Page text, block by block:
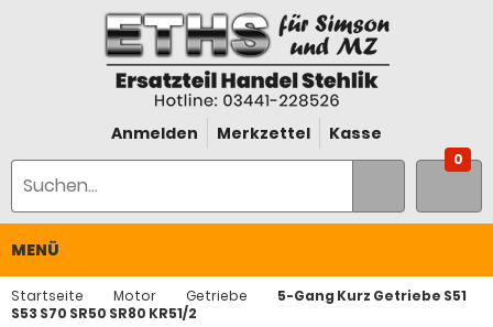
Anmelden Merkzettel Kasse
0
MENÜ
Startseite Motor Getriebe
5-Gang Kurz Getriebe S51
S53 S70 SR50 SR80 KR51/2